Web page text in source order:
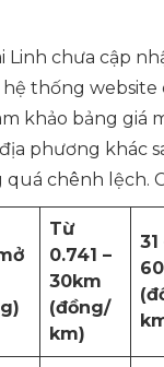
Linh chưa cập
thống website
khảo bảng giá
phương khác
quá chênh lệch.
Từ
0.741 –
30km
(đồng/
km)
31